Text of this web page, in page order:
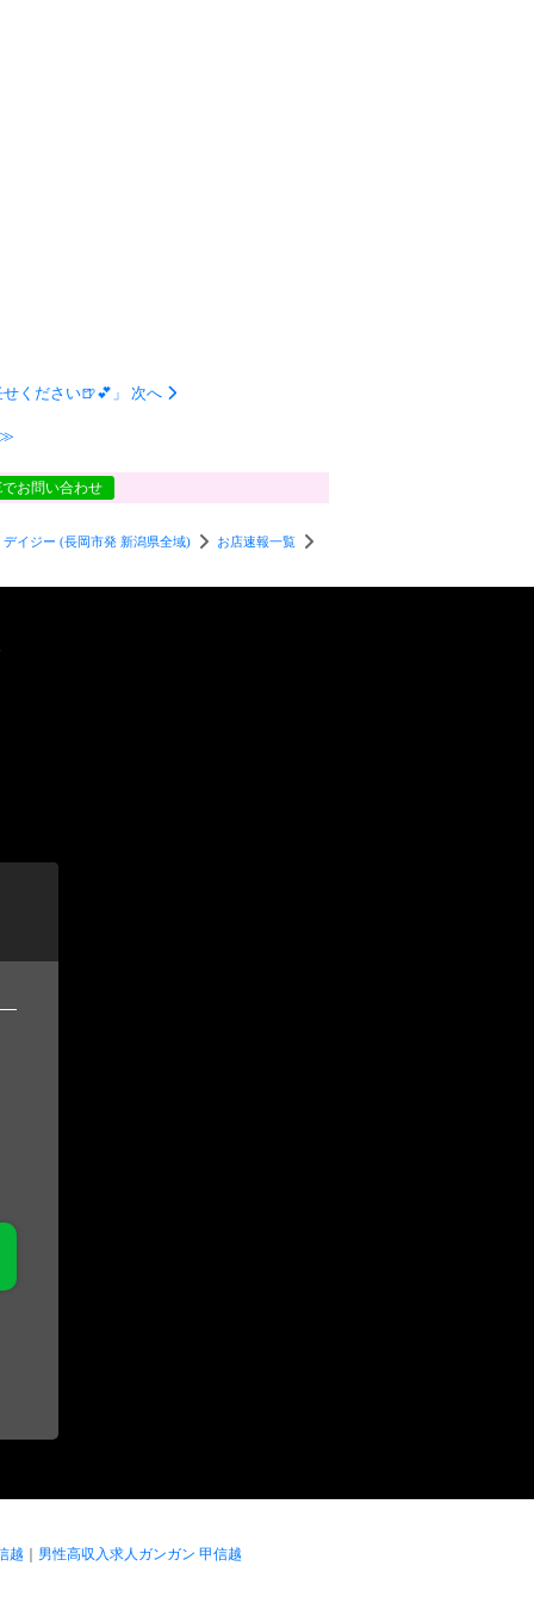
ください🍺💕」 次へ
≫
お問い合わせ
イジー (長岡市発 新潟県全域)
お店速報一覧
越
男性高収入求人ガンガン 甲信越